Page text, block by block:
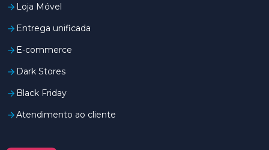
Loja Móvel
Entrega unificada
E-commerce
Dark Stores
Black Friday
Atendimento ao cliente